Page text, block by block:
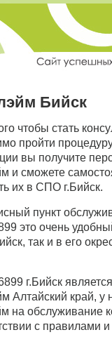
Бийск
чтобы стать
пройти
вы получите
и сможете
их в СПО г.Бийск.
пункт
это очень
так и в его
г.Бийск
Алтайский край, у
на обслуживание
с правилами